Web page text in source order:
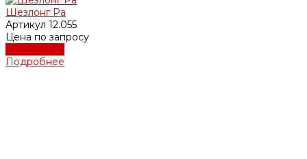
Шезлонг Ра
Артикул 12.055
Цена по запросу
Подробнее